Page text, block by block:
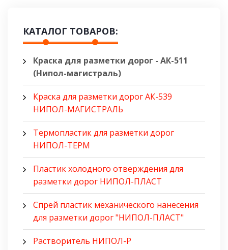
КАТАЛОГ ТОВАРОВ:
Краска для разметки дорог - АК-511
(Нипол-магистраль)
Краска для разметки дорог АК-539
НИПОЛ-МАГИСТРАЛЬ
Термопластик для разметки дорог
НИПОЛ-ТЕРМ
Пластик холодного отверждения для
разметки дорог НИПОЛ-ПЛАСТ
Спрей пластик механического нанесения
для разметки дорог "НИПОЛ-ПЛАСТ"
Растворитель НИПОЛ-Р